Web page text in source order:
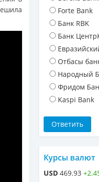
Forte Bank
Банк RBK
Банк
Отбасы
Народный
Фридом
Kaspi Bank
Курсы валют
USD 469.93